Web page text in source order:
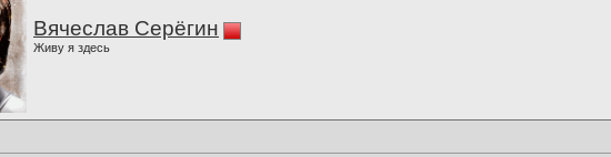
Вячеслав Серёгин
Живу я здесь